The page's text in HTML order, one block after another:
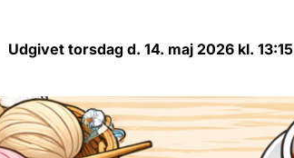
Udgivet torsdag d. 14. maj 2026 kl. 13:15